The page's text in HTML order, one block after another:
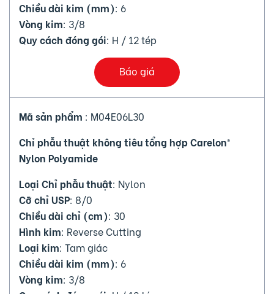
Chiều dài kim (mm): 6
Vòng kim: 3/8
Quy cách đóng gói: H / 12 tép
Báo giá
Mã sản phẩm : M04E06L30
Chỉ phẫu thuật không tiêu tổng hợp Carelon®
Nylon Polyamide
Loại Chỉ phẫu thuật: Nylon
Cỡ chỉ USP: 8/0
Chiều dài chỉ (cm): 30
Hình kim: Reverse Cutting
Loại kim: Tam giác
Chiều dài kim (mm): 6
Vòng kim: 3/8